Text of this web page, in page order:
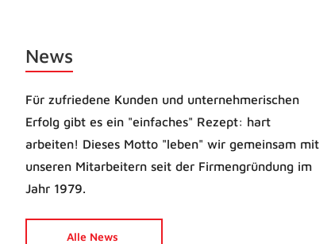
News
Für zufriedene Kunden und unternehmerischen
Erfolg gibt es ein "einfaches" Rezept: hart
arbeiten! Dieses Motto "leben" wir gemeinsam mit
unseren Mitarbeitern seit der Firmengründung im
Jahr 1979.
Alle News